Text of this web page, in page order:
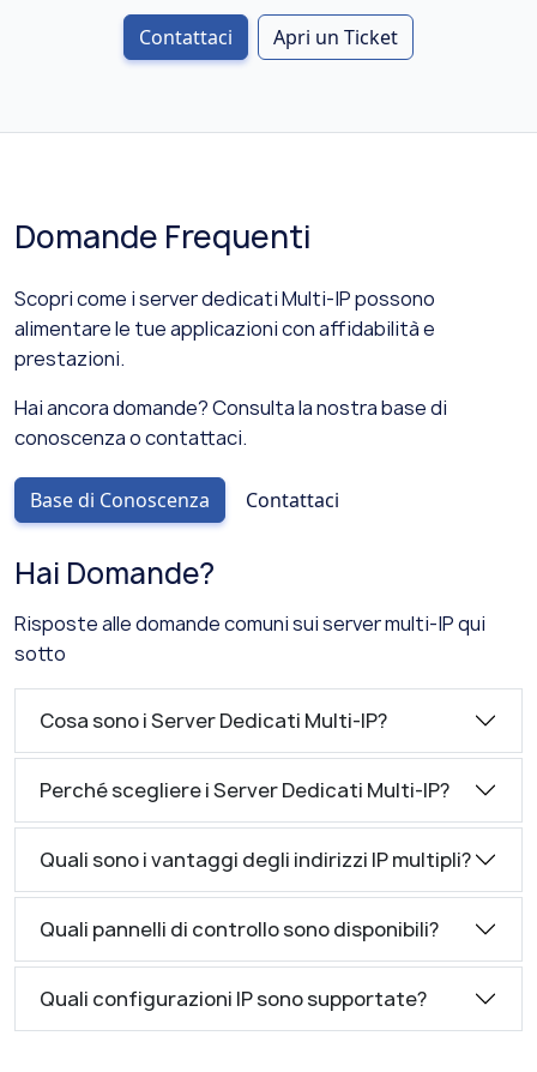
Contattaci Apri un Ticket
Domande Frequenti
Scopri come i server dedicati Multi-IP possono
alimentare le tue applicazioni con affidabilità e
prestazioni.
Hai ancora domande? Consulta la nostra base di
conoscenza o contattaci.
Base di Conoscenza Contattaci
Hai Domande?
Risposte alle domande comuni sui server multi-IP qui
sotto
Cosa sono i Server Dedicati Multi-IP?
Perché scegliere i Server Dedicati Multi-IP?
Quali sono i vantaggi degli indirizzi IP multipli?
Quali pannelli di controllo sono disponibili?
Quali configurazioni IP sono supportate?